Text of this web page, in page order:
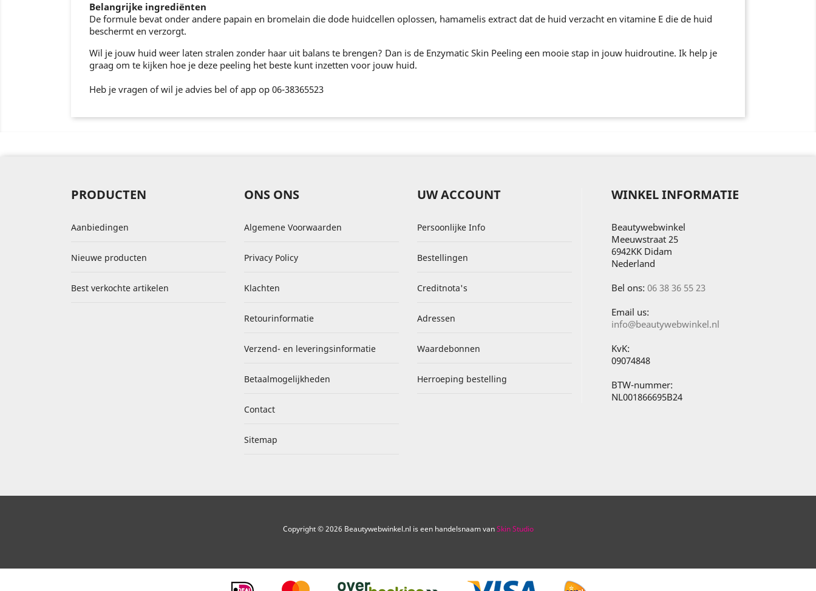
Belangrijke ingrediënten
De formule bevat onder andere papain en bromelain die dode huidcellen oplossen, hamamelis extract dat de huid verzacht en vitamine E die de huid
beschermt en verzorgt.
Wil je jouw huid weer laten stralen zonder haar uit balans te brengen? Dan is de Enzymatic Skin Peeling een mooie stap in jouw huidroutine. Ik help je
graag om te kijken hoe je deze peeling het beste kunt inzetten voor jouw huid.
Heb je vragen of wil je advies bel of app op 06-38365523
PRODUCTEN
Aanbiedingen
Nieuwe producten
Best verkochte artikelen
ONS ONS
Algemene Voorwaarden
Privacy Policy
Klachten
Retourinformatie
Verzend- en leveringsinformatie
Betaalmogelijkheden
Contact
Sitemap
UW ACCOUNT
Persoonlijke Info
Bestellingen
Creditnota's
Adressen
Waardebonnen
Herroeping bestelling
WINKEL INFORMATIE
Beautywebwinkel
Meeuwstraat 25
6942KK Didam
Nederland
Bel ons: 06 38 36 55 23
Email us:
info@beautywebwinkel.nl
KvK:
09074848
BTW-nummer:
NL001866695B24
Copyright © 2026 Beautywebwinkel.nl is een handelsnaam vanSkin Studio